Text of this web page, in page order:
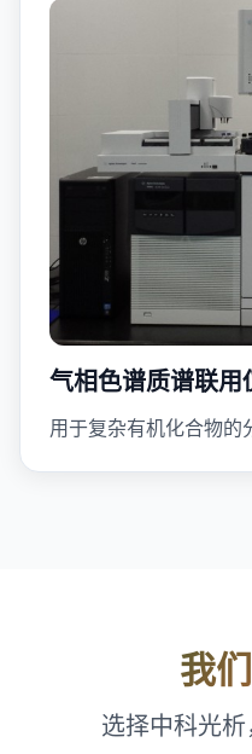
气相色谱质谱联用
用于复杂有机化合物的
我
选择中科光